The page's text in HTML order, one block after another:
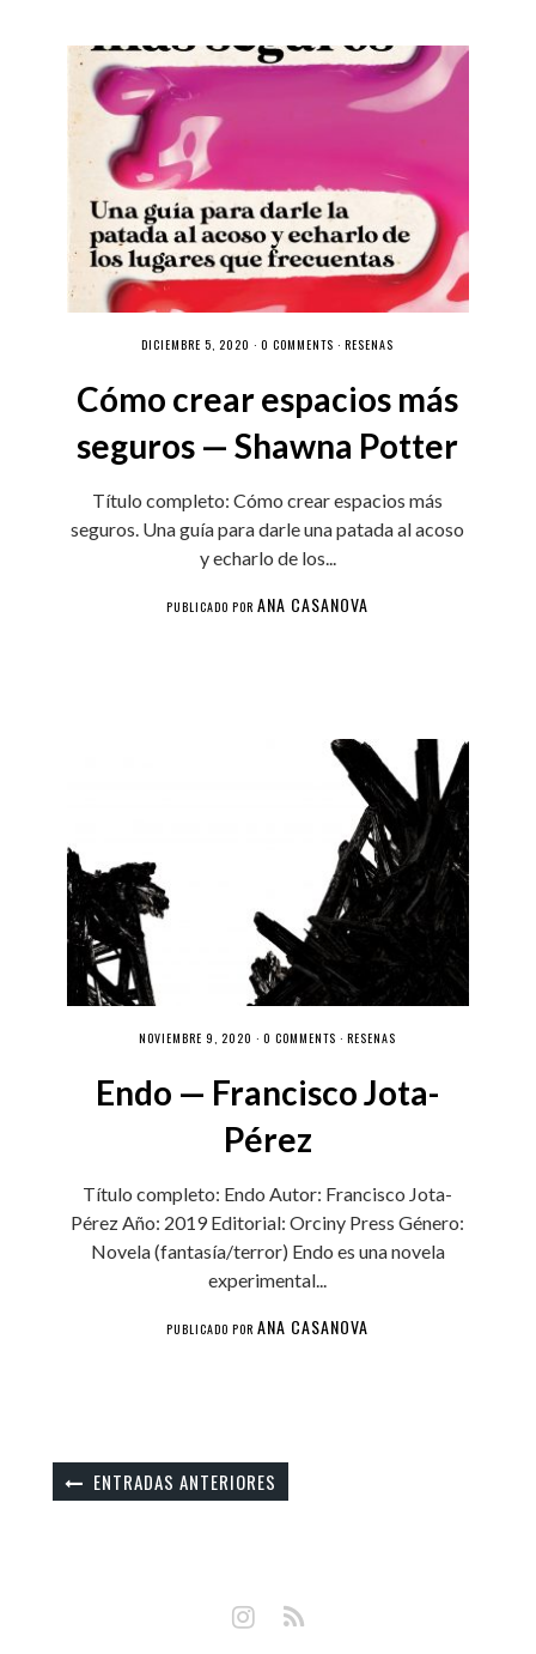
DICIEMBRE 5, 2020 ·0 COMMENTS ·RESEÑAS
Cómo crear espacios más
seguros — Shawna Potter
Título completo: Cómo crear espacios más
seguros. Una guía para darle una patada al acoso
y echarlo de los...
PUBLICADO PORANA CASANOVA
NOVIEMBRE 9, 2020 ·0 COMMENTS ·RESEÑAS
Endo — Francisco Jota-
Pérez
Título completo: Endo Autor: Francisco Jota-
Pérez Año: 2019 Editorial: Orciny Press Género:
Novela (fantasía/terror) Endo es una novela
experimental...
PUBLICADO PORANA CASANOVA
ENTRADAS ANTERIORES